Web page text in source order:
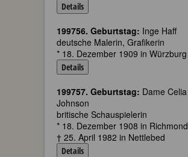
Details
199756. Geburtstag: Inge Haff
deutsche Malerin, Grafikerin
* 18. Dezember 1909 in Würzburg
Details
199757. Geburtstag: Dame Celia
Johnson
britische Schauspielerin
* 18. Dezember 1908 in Richmond
† 25. April 1982 in Nettlebed
Details